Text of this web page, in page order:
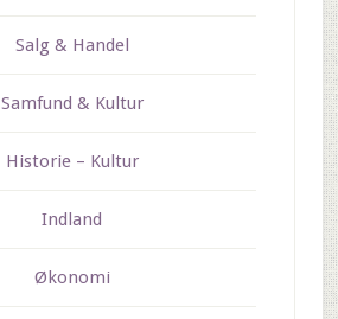
Salg & Handel
Samfund & Kultur
Historie – Kultur
Indland
Økonomi